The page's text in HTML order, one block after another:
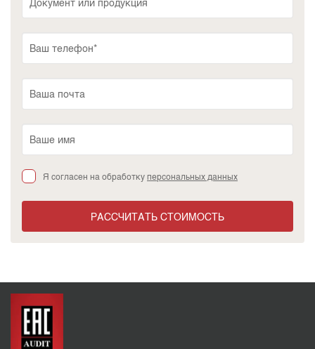
Я согласен на обработкуперсональных данных
РАССЧИТАТЬ СТОИМОСТЬ